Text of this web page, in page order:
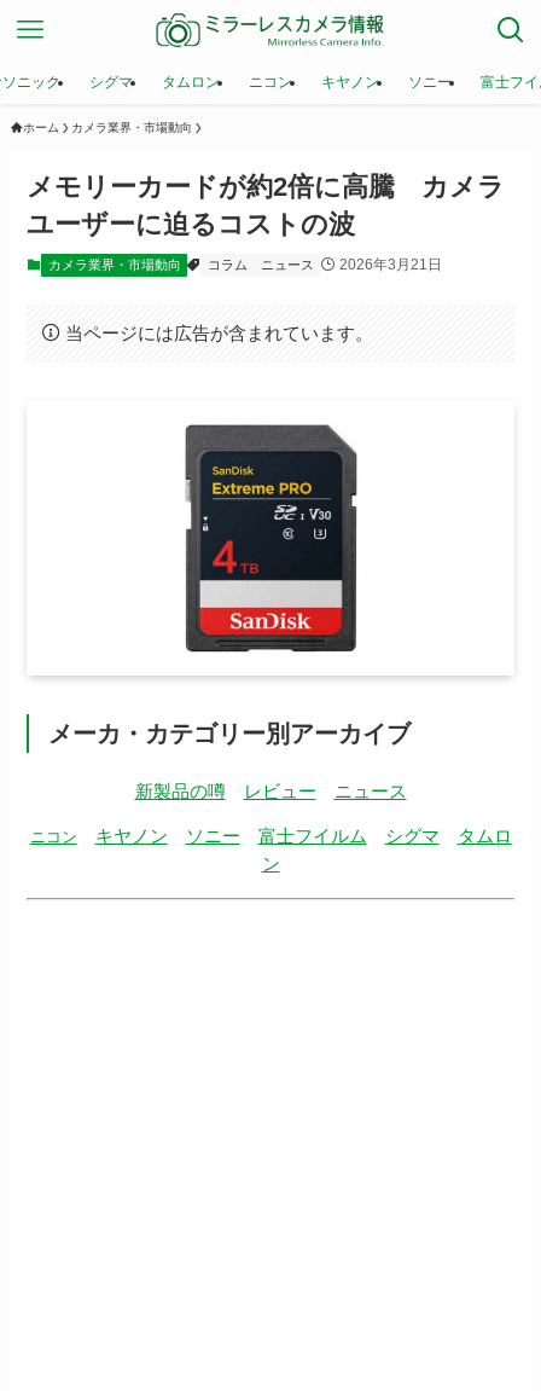
ニック シグマ タムロン ニコン キヤノン ソニー 富士フ
ホーム カメラ業界・市場動向
メモリーカードが約2倍に高騰 カメラ
ユーザーに迫るコストの波
カメラ業界・市場動向 コラム ニュース 2026年3月21日
当ページには広告が含まれています。
メーカ・カテゴリー別アーカイブ
新製品の噂 レビュー ニュース
ニコン キヤノン ソニー 富士フイルム シグマ
タムロ
ン